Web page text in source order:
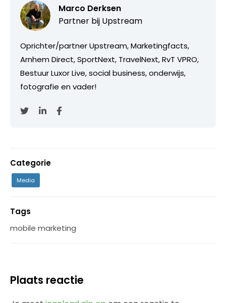
Marco Derksen
Partner bij Upstream
Oprichter/partner Upstream, Marketingfacts,
Arnhem Direct, SportNext, TravelNext, RvT VPRO,
Bestuur Luxor Live, social business, onderwijs,
fotografie en vader!
Categorie
Media
Tags
mobile marketing
Plaats reactie